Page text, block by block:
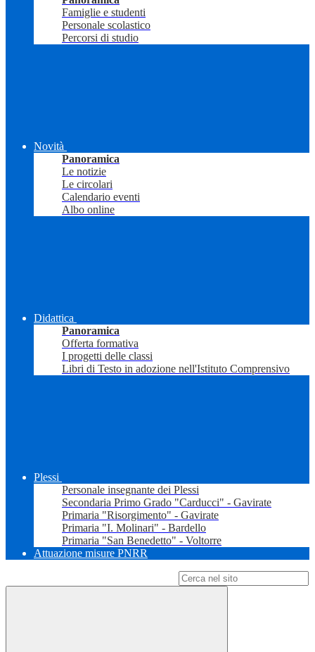
Famiglie e studenti
Personale scolastico
Percorsi di studio
Novità
Panoramica
Le notizie
Le circolari
Calendario eventi
Albo online
Didattica
Panoramica
Offerta formativa
I progetti delle classi
Libri di Testo in adozione nell'Istituto Comprensivo
Plessi
Personale insegnante dei Plessi
Secondaria Primo Grado "Carducci" - Gavirate
Primaria "Risorgimento" - Gavirate
Primaria "I. Molinari" - Bardello
Primaria "San Benedetto" - Voltorre
Attuazione misure PNRR